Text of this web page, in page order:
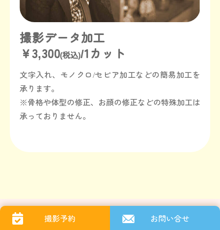
撮影データ加工
￥3,300(税込)/1カット
文字入れ、モノクロ/セピア加工などの簡易加工を
承ります。
※骨格や体型の修正、お顔の修正などの特殊加工は
承っておりません。
撮影予約 お問い合せ